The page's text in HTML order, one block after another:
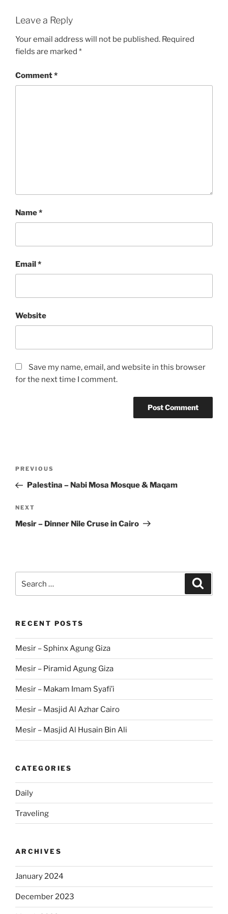
Leave a Reply
Your email address will not be published. Required
fields are marked *
Comment*
Name*
Email*
Website
Save my name, email, and website in this browser
for the next time I comment.
Previous
Post
PREVIOUS
Palestina – Nabi Mosa Mosque & Maqam
Next
Post
NEXT
Mesir – Dinner Nile Cruse in Cairo
RECENT POSTS
Mesir – Sphinx Agung Giza
Mesir – Piramid Agung Giza
Mesir – Makam Imam Syafi’i
Mesir – Masjid Al Azhar Cairo
Mesir – Masjid Al Husain Bin Ali
CATEGORIES
Daily
Traveling
ARCHIVES
January 2024
December 2023